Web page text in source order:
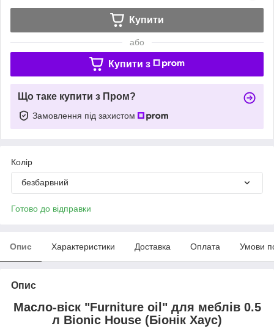
Купити
або
Купити з
Що таке купити з Пром?
Замовлення під захистом
Колір
безбарвний
Готово до відправки
Опис Характеристики Доставка Оплата Умови
Опис
Масло-віск "Furniture oil" для меблів 0.5
л Bionic House (Біонік Хаус)